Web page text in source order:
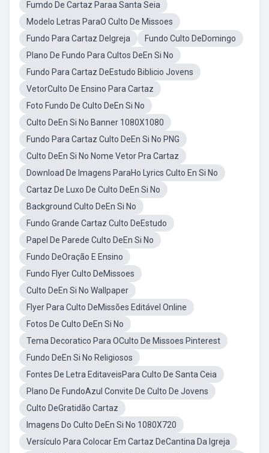
Fumdo De Cartaz Paraa Santa Seia
Modelo Letras ParaO Culto De Missoes
Fundo Para Cartaz DeIgreja
Fundo Culto DeDomingo
Plano De Fundo Para Cultos DeEn Si No
Fundo Para Cartaz DeEstudo Biblicio Jovens
VetorCulto De Ensino Para Cartaz
Foto Fundo De Culto DeEn Si No
Culto DeEn Si No Banner 1080X1080
Fundo Para Cartaz Culto DeEn Si No PNG
Culto DeEn Si No Nome Vetor Pra Cartaz
Download De Imagens ParaHo Lyrics Culto En Si No
Cartaz De Luxo De Culto DeEn Si No
Background Culto DeEn Si No
Fundo Grande Cartaz Culto DeEstudo
Papel De Parede Culto DeEn Si No
Fundo DeOração E Ensino
Fundo Flyer Culto DeMissoes
Culto DeEn Si No Wallpaper
Flyer Para Culto DeMissões Editável Online
Fotos De Culto DeEn Si No
Tema Decoratico Para OCulto De Missoes Pinterest
Fundo DeEn Si No Religiosos
Fontes De Letra EditaveisPara Culto De Santa Ceia
Plano De FundoAzul Convite De Culto De Jovens
Culto DeGratidão Cartaz
Imagens Do Culto DeEn Si No 1080X720
Versículo Para Colocar Em Cartaz DeCantina Da Igreja